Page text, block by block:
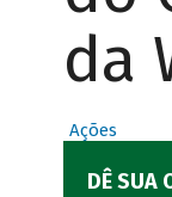
da
Ações
DÊ SUA